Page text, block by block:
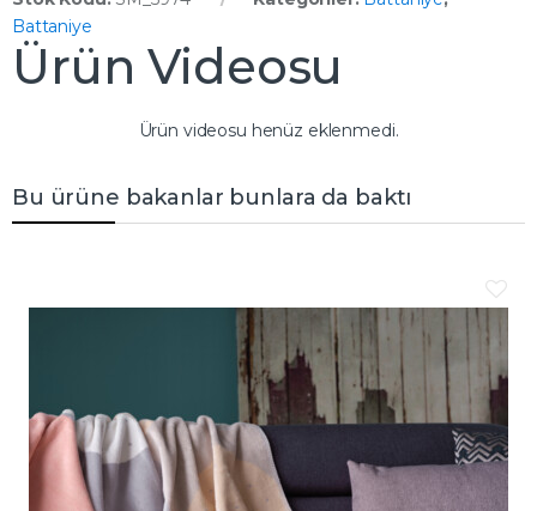
Battaniye
Ürün Videosu
Ürün videosu henüz eklenmedi.
Bu ürüne bakanlar bunlara da baktı